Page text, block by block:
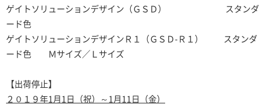
ゲイトソリューションデザイン（ＧＳＤ） スタンダ
ード色
ゲイトソリューションデザインＲ１（ＧＳＤ-Ｒ１） スタンダ
ード色 Ｍサイズ／Ｌサイズ
【出荷停止】
２０１９年1月1日（祝）～1月11日（金）